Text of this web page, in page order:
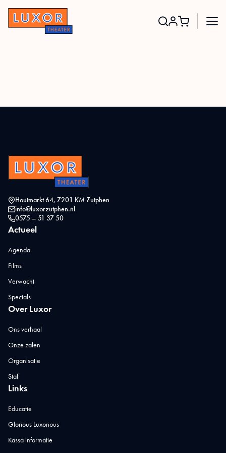
Houtmarkt 64, 7201 KM Zutphen
info@luxorzutphen.nl
0575 – 51 37 50
Actueel
Agenda
Films
Verwacht
Specials
Over Luxor
Ons verhaal
Onze zalen
Organisatie
Staf
Links
Educatie
Glorious Luxorious
Kassa informatie